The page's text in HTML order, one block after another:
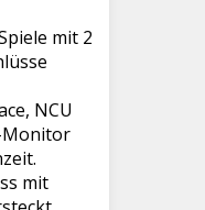
mit 2
NCU
Monitor
mit